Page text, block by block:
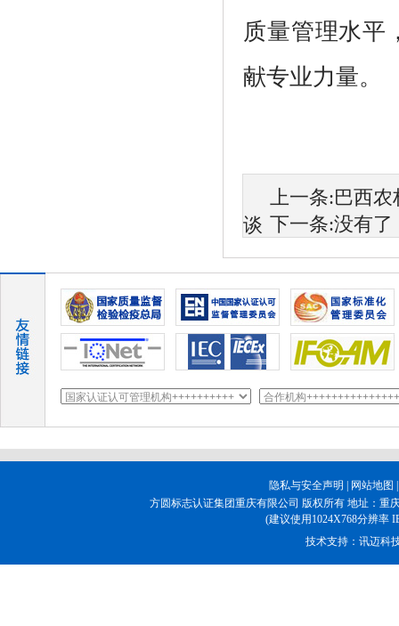
质量管理水平
献专业力量。
上一条:巴西
谈 下一条:没有了
隐私与安全声明 网站地图
方圆标志认证集团重庆有限公司 版权所有 地址：重
(建议使用1024X768分辨率
技术支持： 讯迈科